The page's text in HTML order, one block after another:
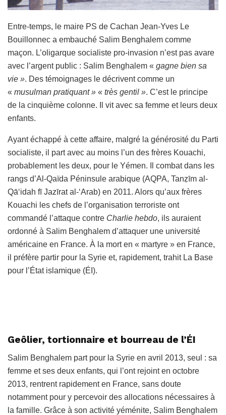
Entre-temps, l e maire PS de Cachan Jean-Yves Le
Bouillonnec a embauché Salim Benghalem comme
maçon. L’oligarque socialiste pro-invasion n’est pas avare
avec l’argent public : Salim Benghalem « gagne bien sa
vie ». Des témoignages le décrivent comme un
« musulman pratiquant » « très gentil ». C’est le principe
de la cinquième colonne.
Il vit avec sa femme et leurs deux
enfants.
Ayant échappé à cette affaire, malgré la générosité du Parti
socialiste, il part avec au moins l’un des frères Kouachi,
probablement les deux, pour le Yémen. Il combat dans les
rangs d’Al-Qaïda Péninsule arabique (AQPA, Tanẓīm al-
Qā‘idah fī Jazīrat al-‘Arab) en 2011. Alors qu’aux frères
Kouachi les chefs de l’organisation terroriste ont
commandé l’attaque contre Charlie hebdo, ils auraient
ordonné à Salim Benghalem d’attaquer une université
américaine en France. À la mort en « martyre » en France,
il préfère partir pour la Syrie et, rapidement, trahit La Base
pour l’État islamique (ÉI).
Geôlier, tortionnaire et bourreau de l’ÉI
Salim Benghalem part pour la Syrie en avril 2013, seul : sa
femme et ses deux enfants, qui l’ont rejoint en octobre
2013, rentrent rapidement en France, sans doute
notamment pour y percevoir des allocations nécessaires à
la famille. Grâce à son activité yéménite, Salim Benghalem